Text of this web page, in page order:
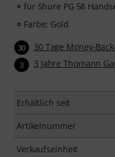
für Shure PG 58
Farbe: Gold
30 30 Tage Money-
3 3 Jahre Thomann
Erhältlich seit
Artikelnummer
Verkaufseinheit